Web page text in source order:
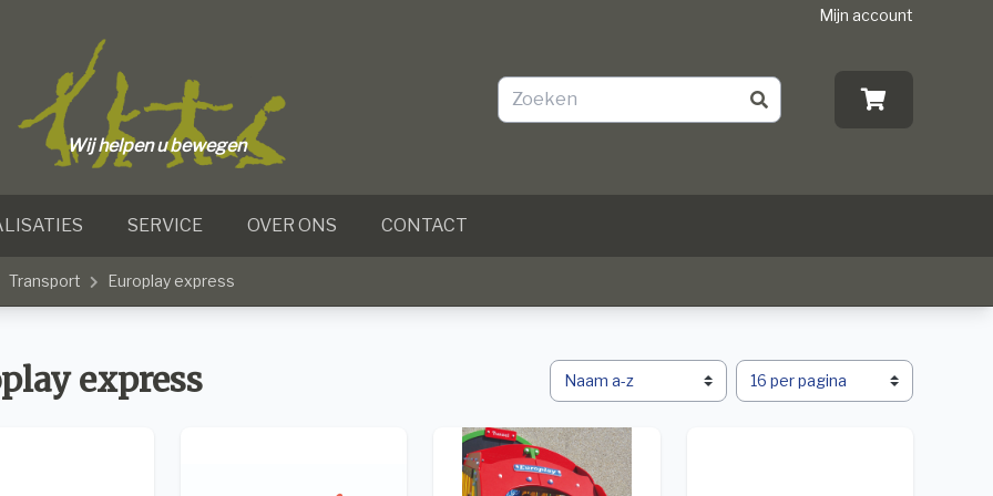
Mijn account
Wij helpen u bewegen
SERVICE OVER ONS CONTACT
Transport Europlay express
express